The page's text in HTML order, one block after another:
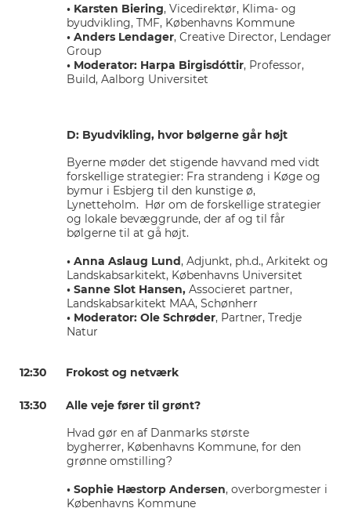
• Karsten Biering, Vicedirektør, Klima- og
byudvikling, TMF, Københavns Kommune
• Anders Lendager, Creative Director, Lendager
Group
• Moderator: Harpa Birgisdóttir, Professor,
Build, Aalborg Universitet
D: Byudvikling, hvor bølgerne går højt
Byerne møder det stigende havvand med vidt
forskellige strategier: Fra strandeng i Køge og
bymur i Esbjerg til den kunstige ø,
Lynetteholm. Hør om de forskellige strategier
og lokale bevæggrunde, der af og til får
bølgerne til at gå højt.
• Anna Aslaug Lund, Adjunkt, ph.d., Arkitekt og
Landskabsarkitekt, Københavns Universitet
• Sanne Slot Hansen, Associeret partner,
Landskabsarkitekt MAA, Schønherr
• Moderator: Ole Schrøder, Partner, Tredje
Natur
12:30 Frokost og netværk
13:30 Alle veje fører til grønt?
Hvad gør en af Danmarks største
bygherrer, Københavns Kommune, for den
grønne omstilling?
• Sophie Hæstorp Andersen, overborgmester i
Københavns Kommune